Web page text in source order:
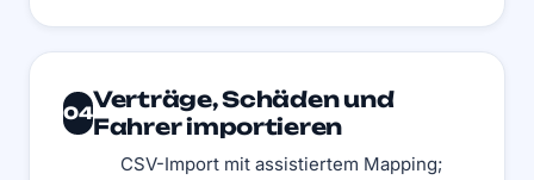
04
Verträge, Schäden und
Fahrer importieren
CSV-Import mit assistiertem Mapping;